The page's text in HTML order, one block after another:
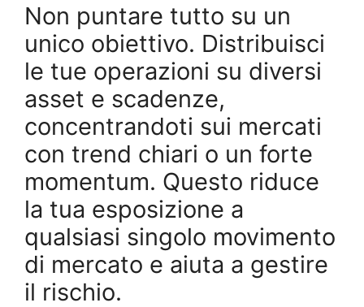
Non puntare tutto su un
unico obiettivo. Distribuisci
le tue operazioni su diversi
asset e scadenze,
concentrandoti sui mercati
con trend chiari o un forte
momentum. Questo riduce
la tua esposizione a
qualsiasi singolo movimento
di mercato e aiuta a gestire
il rischio.